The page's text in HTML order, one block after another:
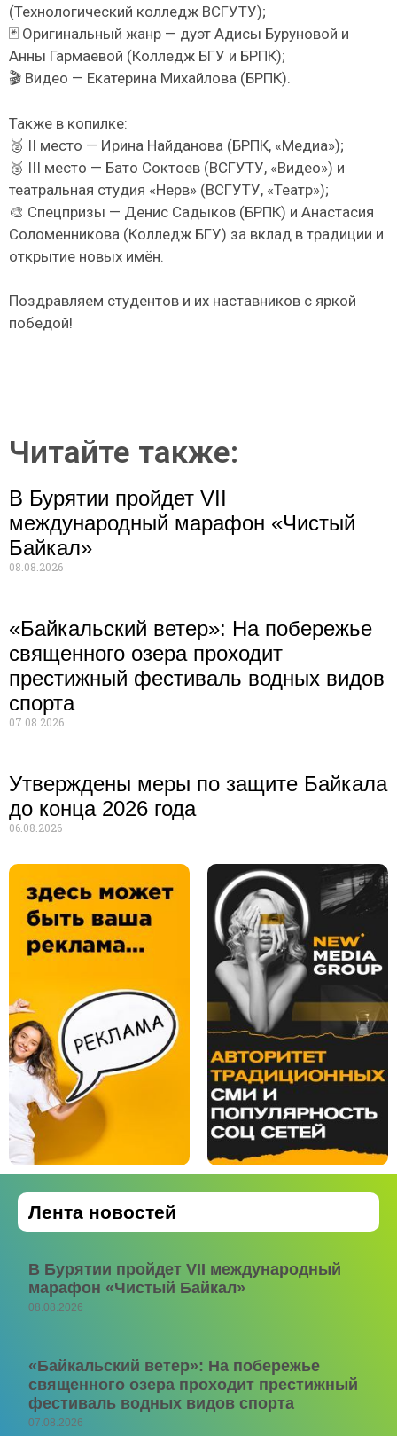
(Технологический колледж ВСГУТУ);
🃏 Оригинальный жанр — дуэт Адисы Буруновой и
Анны Гармаевой (Колледж БГУ и БРПК);
🎬 Видео — Екатерина Михайлова (БРПК).
Также в копилке:
🥈 II место — Ирина Найданова (БРПК, «Медиа»);
🥉 III место — Бато Соктоев (ВСГУТУ, «Видео») и
театральная студия «Нерв» (ВСГУТУ, «Театр»);
🎨 Спецпризы — Денис Садыков (БРПК) и Анастасия
Соломенникова (Колледж БГУ) за вклад в традиции и
открытие новых имён.
Поздравляем студентов и их наставников с яркой
победой!
Читайте также:
В Бурятии пройдет VII
международный марафон «Чистый
Байкал»
08.08.2026
«Байкальский ветер»: На побережье
священного озера проходит
престижный фестиваль водных видов
спорта
07.08.2026
Утверждены меры по защите Байкала
до конца 2026 года
06.08.2026
Лента новостей
В Бурятии пройдет VII международный
марафон «Чистый Байкал»
08.08.2026
«Байкальский ветер»: На побережье
священного озера проходит престижный
фестиваль водных видов спорта
07.08.2026